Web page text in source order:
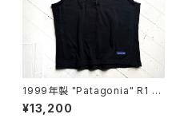
1999年製 "Patagonia" R1 Fl
ash vest
¥13,200